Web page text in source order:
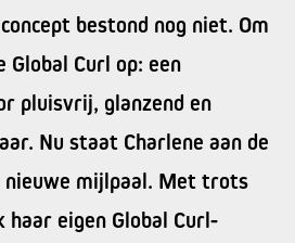
bestond nog niet. Om
Curl op: een
pluisvrij, glanzend en
Nu staat Charlene aan de
nieuwe mijlpaal. Met trots
eigen Global Curl-